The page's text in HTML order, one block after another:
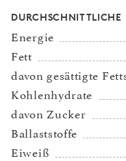
DURCHSCHNITTLICHE
Energie
Fett
davon gesättigte
Kohlenhydrate
davon Zucker
Ballaststoffe
Eiweiß